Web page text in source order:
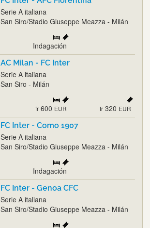
Serie A italiana
San Siro/Stadio Giuseppe Meazza - Milán
Indagación
AC Milan - FC Inter
Serie A italiana
San Siro - Milán
fr 600 EUR fr 320 EUR
FC Inter - Como 1907
Serie A italiana
San Siro/Stadio Giuseppe Meazza - Milán
Indagación
FC Inter - Genoa CFC
Serie A italiana
San Siro/Stadio Giuseppe Meazza - Milán